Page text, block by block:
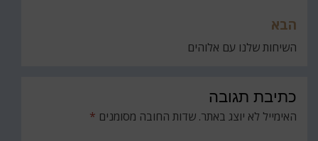
הבא
השיחות שלנו עם אלוהים
כתיבת תגובה
האימייל לא יוצג באתר. שדות החובה מסומנים *